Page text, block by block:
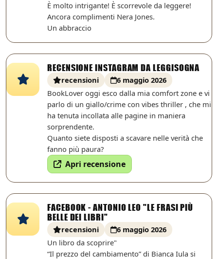
È molto intrigante! È scorrevole da leggere!
Ancora complimenti Nera Jones.
Un abbraccio
RECENSIONE INSTAGRAM DA LEGGISOGNA
recensioni
6 maggio 2026
BookLover oggi esco dalla mia comfort zone e vi
parlo di un giallo/crime con vibes thriller , che mi
ha tenuta incollata alle pagine in maniera
sorprendente.
Quanto siete disposti a scavare nelle verità che
fanno più paura?
Apri recensione
FACEBOOK - ANTONIO LEO "LE FRASI PIÙ
BELLE DEI LIBRI"
recensioni
6 maggio 2026
Un libro da scoprire"
“Il prezzo del cambiamento” di Bianca Iula si